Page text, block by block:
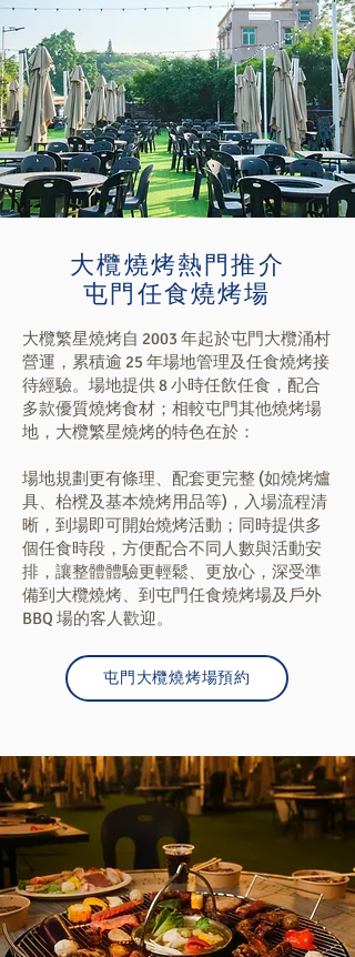
大欖燒烤熱門推介
屯門任食燒烤場
大欖繁星燒烤自 2003 年起於屯門大欖涌村
營運，累積逾 25 年場地管理及任食燒烤接
待經驗。場地提供 8 小時任飲任食，配合
多款優質燒烤食材；相較屯門其他燒烤場
地，大欖繁星燒烤的特色在於：
場地規劃更有條理、配套更完整 (如燒烤爐
具、枱櫈及基本燒烤用品等)，入場流程清
晰，到場即可開始燒烤活動；同時提供多
個任食時段，方便配合不同人數與活動安
排，讓整體體驗更輕鬆、更放心，深受準
備到大欖燒烤、到屯門任食燒烤場及戶外
BBQ 場的客人歡迎。
屯門大欖燒烤場預約